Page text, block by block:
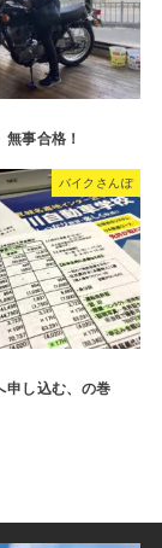
事合格！
バイクさんぽ
申し込む、の巻